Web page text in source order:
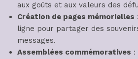
aux goûts et aux valeurs des
Création de pages mémorielles
ligne pour partager des
messages.
Assemblées commémoratives :